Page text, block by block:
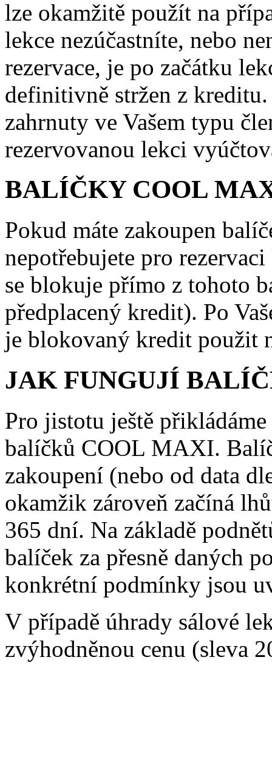
lze okamžitě použít na
lekce nezúčastníte, nebo
rezervace, je po začátku
definitivně stržen z
zahrnuty ve Vašem typu
rezervovanou lekci
BALÍČKY COOL
Pokud máte zakoupen
nepotřebujete pro
se blokuje přímo z tohoto
předplacený kredit). Po
je blokovaný kredit použit
JAK FUNGUJÍ
Pro jistotu ještě
balíčků COOL MAXI.
zakoupení (nebo od data
okamžik zároveň začíná
365 dní. Na základě
balíček za přesně daných
konkrétní podmínky jsou
V případě úhrady sálové
zvýhodněnou cenu (sleva